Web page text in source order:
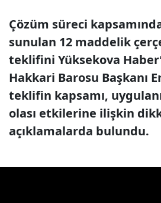
Çözüm süreci
sunulan 12 maddelik
teklifini Yüksekova
Hakkari Barosu Başkanı
teklifin kapsamı,
olası etkilerine ilişkin
açıklamalarda bulundu.